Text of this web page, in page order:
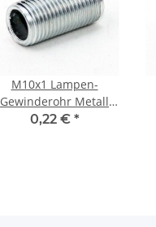
M10x1 Lampen-
Gewinderohr Metall
verzinkt – 25 mm
0,22 € *